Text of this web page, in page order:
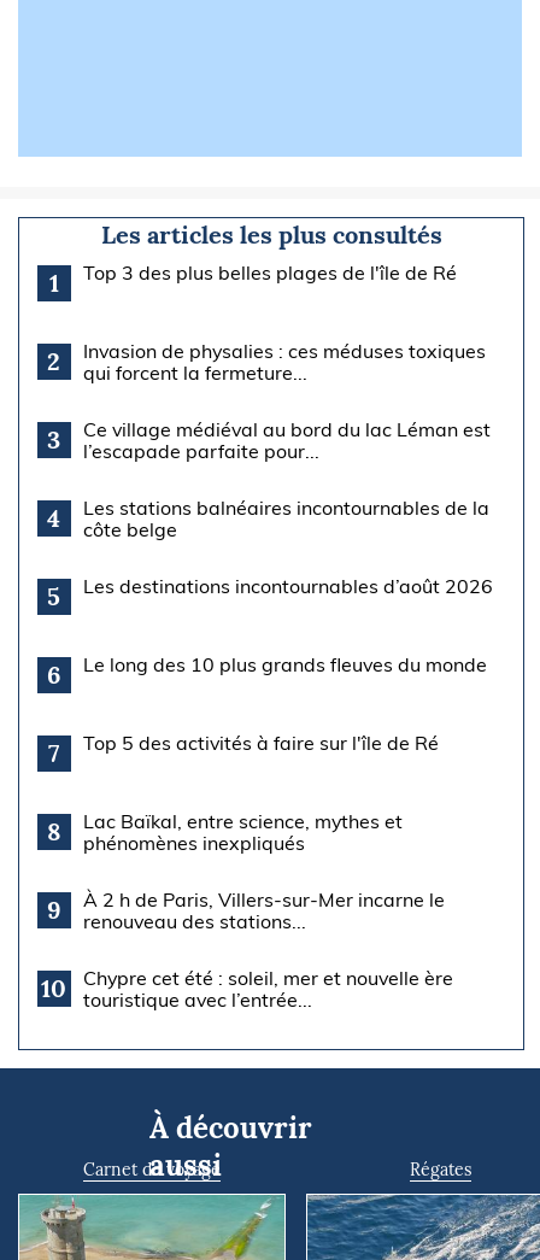
Les articles les plus consultés
1
Top 3 des plus belles plages de l'île de Ré
2
Invasion de physalies : ces méduses toxiques
qui forcent la fermeture...
3
Ce village médiéval au bord du lac Léman est
l’escapade parfaite pour...
4
Les stations balnéaires incontournables de la
côte belge
5 Les destinations incontournables d’août 2026
6 Le long des 10 plus grands fleuves du monde
7 Top 5 des activités à faire sur l'île de Ré
8
Lac Baïkal, entre science, mythes et
phénomènes inexpliqués
9
À 2 h de Paris, Villers-sur-Mer incarne le
renouveau des stations...
10
Chypre cet été : soleil, mer et nouvelle ère
touristique avec l’entrée...
À découvrir
aussi
Carnet de voyage Régates